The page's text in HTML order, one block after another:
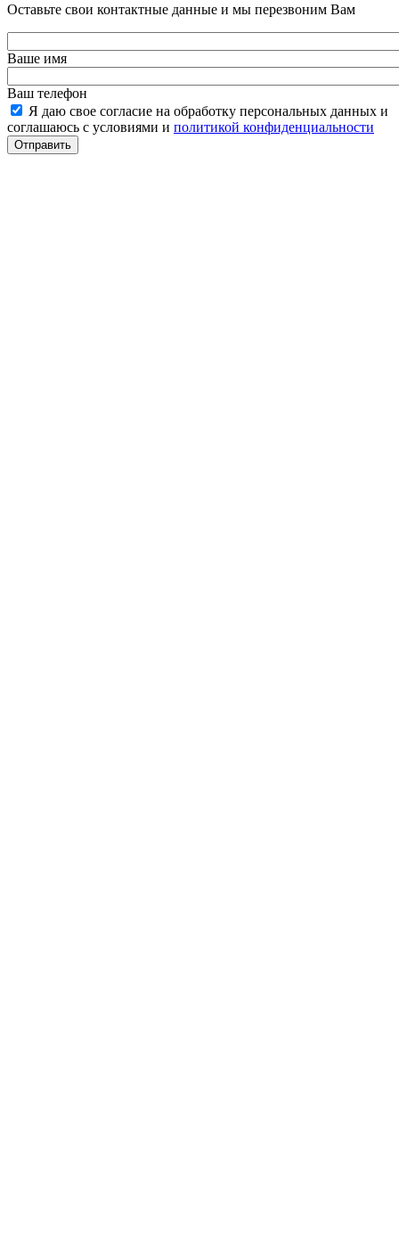
Оставьте свои контактные данные и мы перезвоним Вам
Ваше имя
Ваш телефон
Я даю свое согласие на обработку персональных данных и
соглашаюсь с условиями и политикой конфиденциальности
Отправить